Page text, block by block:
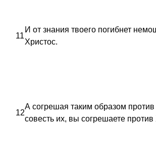
11
И от знания твоего погибнет
Христос.
12
А согрешая таким образом
совесть их, вы согрешаете против